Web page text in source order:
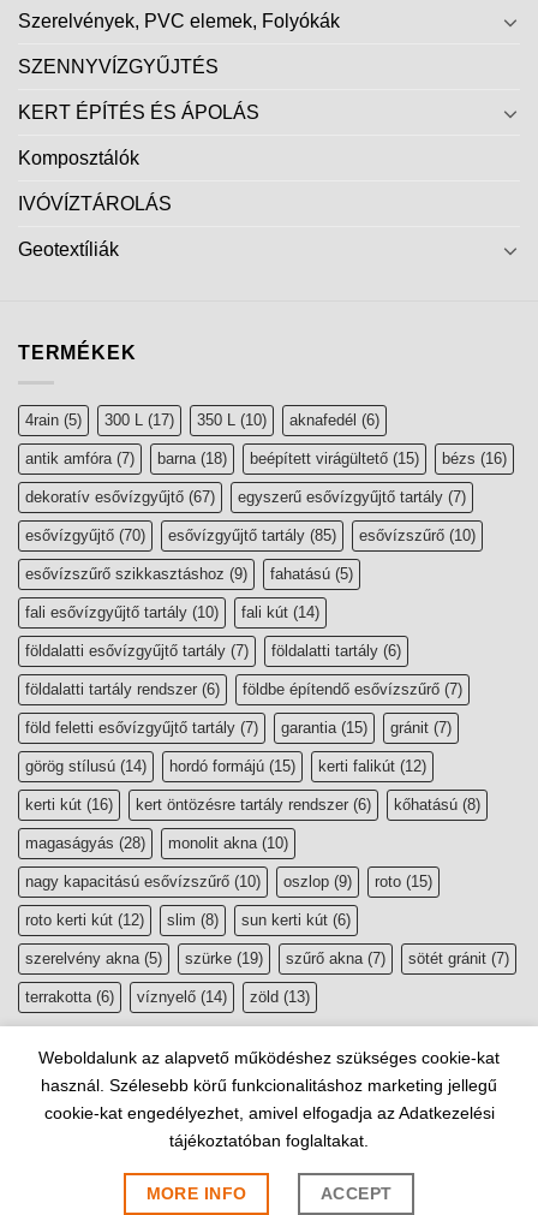
Szerelvények, PVC elemek, Folyókák
SZENNYVÍZGYŰJTÉS
KERT ÉPÍTÉS ÉS ÁPOLÁS
Komposztálók
IVÓVÍZTÁROLÁS
Geotextíliák
TERMÉKEK
4rain (5) 300 L (17) 350 L (10) aknafedél (6)
antik amfóra (7) barna (18) beépített virágültető (15) bézs (16)
dekoratív esővízgyűjtő (67) egyszerű esővízgyűjtő tartály (7)
esővízgyűjtő (70) esővízgyűjtő tartály (85) esővízszűrő (10)
esővízszűrő szikkasztáshoz (9) fahatású (5)
fali esővízgyűjtő tartály (10) fali kút (14)
földalatti esővízgyűjtő tartály (7) földalatti tartály (6)
földalatti tartály rendszer (6) földbe építendő esővízszűrő (7)
föld feletti esővízgyűjtő tartály (7) garantia (15) gránit (7)
görög stílusú (14) hordó formájú (15) kerti falikút (12)
kerti kút (16) kert öntözésre tartály rendszer (6) kőhatású (8)
magaságyás (28) monolit akna (10)
nagy kapacitású esővízszűrő (10) oszlop (9) roto (15)
roto kerti kút (12) slim (8) sun kerti kút (6)
szerelvény akna (5) szürke (19) szűrő akna (7) sötét gránit (7)
terrakotta (6) víznyelő (14) zöld (13)
Copyright 2026 ©esővízgyűjtő, szikkasztó webáruház
Website byLindividu Webdesign
Weboldalunk az alapvető működéshez szükséges cookie-kat
használ. Szélesebb körű funkcionalitáshoz marketing jellegű
cookie-kat engedélyezhet, amivel elfogadja az Adatkezelési
tájékoztatóban foglaltakat.
MORE INFO ACCEPT